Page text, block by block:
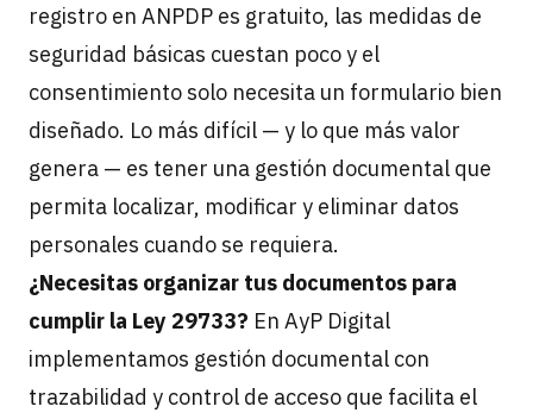
registro en ANPDP es gratuito, las medidas de
seguridad básicas cuestan poco y el
consentimiento solo necesita un formulario bien
diseñado. Lo más difícil — y lo que más valor
genera — es tener una gestión documental que
permita localizar, modificar y eliminar datos
personales cuando se requiera.
¿Necesitas organizar tus documentos para
cumplir la Ley 29733? En AyP Digital
implementamos gestión documental con
trazabilidad y control de acceso que facilita el